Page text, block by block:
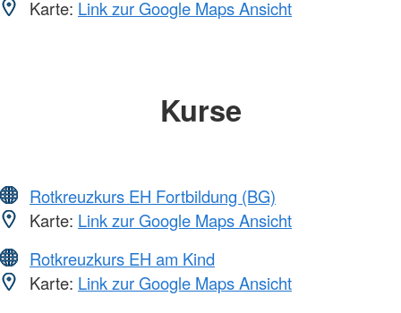
Karte: Link zur Google Maps Ansicht
Kurse
Rotkreuzkurs EH Fortbildung (BG)
Karte: Link zur Google Maps Ansicht
Rotkreuzkurs EH am Kind
Karte: Link zur Google Maps Ansicht